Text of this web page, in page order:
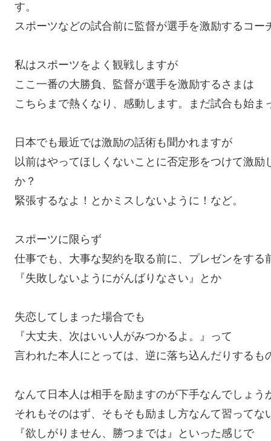
す。
スポーツなどの試合前に監督が選手を激励するコー
私はスポーツをよく観戦しますが
ここ一番の大勝負、監督が選手を激励するさまは
こちらまで熱くなり、感動します。まだ試合も始ま
日本でも最近では激励の話術も聞かれますが
以前はやってほしくないことに否定形をつけて激励
か？
緊張するなよ！とかミスしないように！など。
スポーツに限らず
仕事でも、大事な契約を取る前に、プレゼンをする
『失敗しないようにがんばりなさい』とか
失恋してしまった場合でも
『大丈夫、次はいい人がみつかるよ。』って
言われた本人にとっては、逆に落ち込んだりするも
なんて日本人は相手を励ますのが下手なんでしょう
それもそのはず、そもそも励まし方なんて習ってな
『欲しがりません、勝つまでは』といった感じで